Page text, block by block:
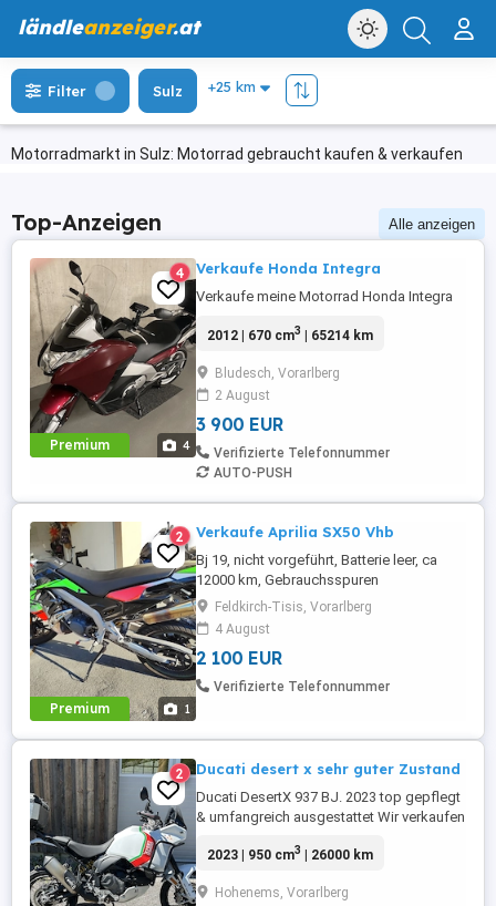
ländleanzeiger.at
Motorradmarkt in Sulz: Motorrad gebraucht kaufen & verkaufen
Filter Sulz
Top-Anzeigen Alle anzeigen
Premium 4
4 Verkaufe Honda Integra
Verkaufe meine Motorrad Honda Integra
2012 | 670 cm3 | 65214 km
Bludesch, Vorarlberg
2 August
3 900 EUR
Verifizierte Telefonnummer
AUTO-PUSH
Premium 1
2 Verkaufe Aprilia SX50 Vhb
Bj 19, nicht vorgeführt, Batterie leer, ca
12000 km, Gebrauchsspuren
Feldkirch-Tisis, Vorarlberg
4 August
2 100 EUR
Verifizierte Telefonnummer
2 Ducati desert x sehr guter Zustand
Ducati DesertX 937 BJ. 2023 top gepflegt
& umfangreich ausgestattet Wir verkaufen
unsere Ducati DesertX. Fahrzeugdaten
937 cm V2 110 PS Ausstattung Ducati
2023 | 950 cm3 | 26000 km
Hohenems, Vorarlberg